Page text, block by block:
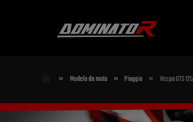
» Modelo da moto » Piaggio » Vespa GTS 125